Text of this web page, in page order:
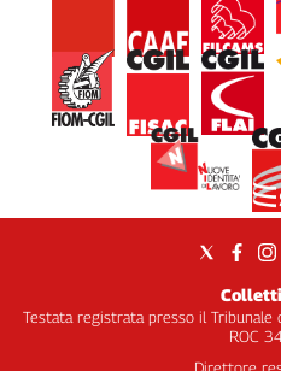
Testata registrata presso il
ROC
Direttore